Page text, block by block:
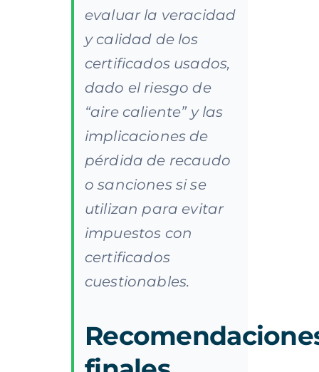
evaluar la veracidad
y calidad de los
certificados usados,
dado el riesgo de
“aire caliente” y las
implicaciones de
pérdida de recaudo
o sanciones si se
utilizan para evitar
impuestos con
certificados
cuestionables.